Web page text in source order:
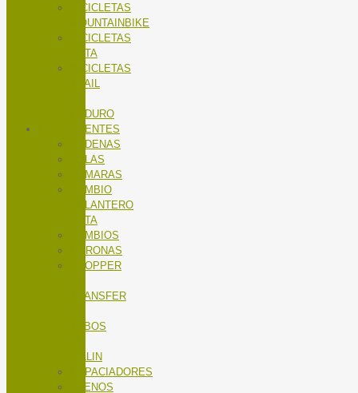
BICICLETAS
MOUNTAINBIKE
BICICLETAS
RUTA
BICICLETAS
TRAIL
ENDURO
COMPONENTES
CADENAS
CALAS
CÁMARAS
CAMBIO
DELANTERO
RUTA
CAMBIOS
CORONAS
DROPPER
TRANSFER
TUBOS
SILLIN
ESPACIADORES
FRENOS